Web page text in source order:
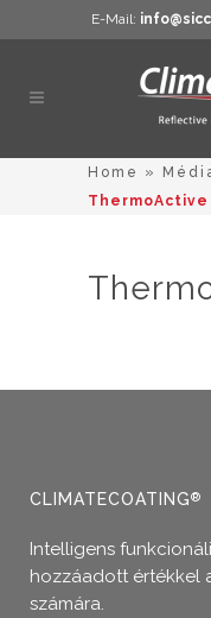
E-Mail:
Home »
ThermoActive
CLIMATECOATING®
Intelligens
hozzáadott értékkel
számára.